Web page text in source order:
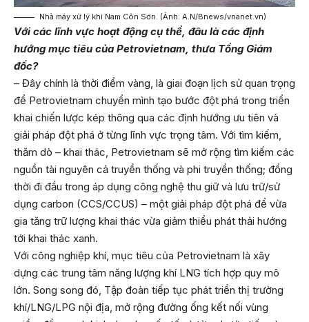
Nhà máy xử lý khi Nam Côn Sơn. (Ảnh: A.N/Bnews/vnanet.vn)
Với các lĩnh vực hoạt động cụ thể, đâu là các định
hướng mục tiêu của Petrovietnam, thưa Tổng Giám
đốc?
– Đây chính là thời điểm vàng, là giai đoạn lịch sử quan trọng
để Petrovietnam chuyển mình tạo bước đột phá trong triển
khai chiến lược kép thông qua các định hướng ưu tiên và
giải pháp đột phá ở từng lĩnh vực trọng tâm. Với tìm kiếm,
thăm dò – khai thác, Petrovietnam sẽ mở rộng tìm kiếm các
nguồn tài nguyên cả truyền thống và phi truyền thống; đồng
thời đi đầu trong áp dụng công nghệ thu giữ và lưu trữ/sử
dụng carbon (CCS/CCUS) – một giải pháp đột phá để vừa
gia tăng trữ lượng khai thác vừa giảm thiểu phát thải hướng
tới khai thác xanh.
Với công nghiệp khí, mục tiêu của Petrovietnam là xây
dựng các trung tâm năng lượng khí LNG tích hợp quy mô
lớn. Song song đó, Tập đoàn tiếp tục phát triển thị trường
khí/LNG/LPG nội địa, mở rộng đường ống kết nối vùng